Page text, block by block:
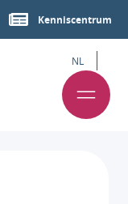
Kenniscentrum
NL